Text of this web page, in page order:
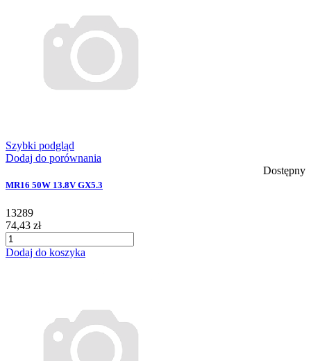
Szybki podgląd
Dodaj do porównania
Dostępny
MR16 50W 13.8V GX5.3
13289
74,43 zł
Dodaj do koszyka